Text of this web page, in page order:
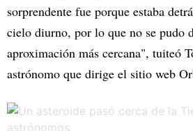
sorprendente fue porque estaba
cielo diurno, por lo que no se pudo
aproximación más cercana", tuiteó
astrónomo que dirige el sitio web